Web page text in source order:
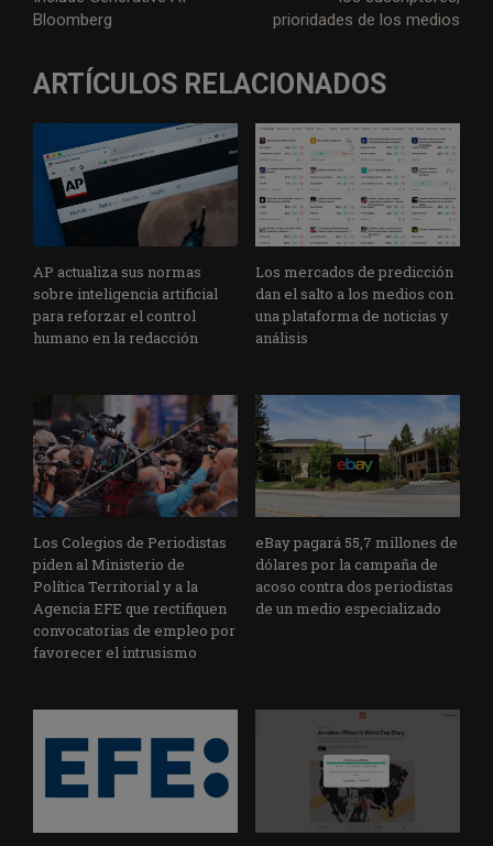
Bloomberg
prioridades de los medios
ARTÍCULOS RELACIONADOS
AP actualiza sus normas
sobre inteligencia artificial
para reforzar el control
humano en la redacción
Los mercados de predicción
dan el salto a los medios con
una plataforma de noticias y
análisis
Los Colegios de Periodistas
piden al Ministerio de
Política Territorial y a la
Agencia EFE que rectifiquen
convocatorias de empleo por
favorecer el intrusismo
eBay pagará 55,7 millones de
dólares por la campaña de
acoso contra dos periodistas
de un medio especializado